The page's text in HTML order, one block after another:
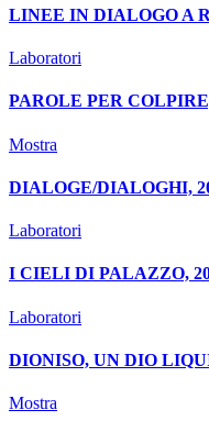
LINEE IN DIALOGO A
Laboratori
PAROLE PER
Mostra
DIALOGE/DIALOGHI,
Laboratori
I CIELI DI PALAZZO,
Laboratori
DIONISO, UN DIO
Mostra